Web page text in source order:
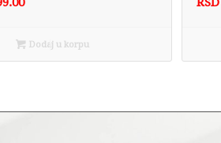
Dodaj u korpu